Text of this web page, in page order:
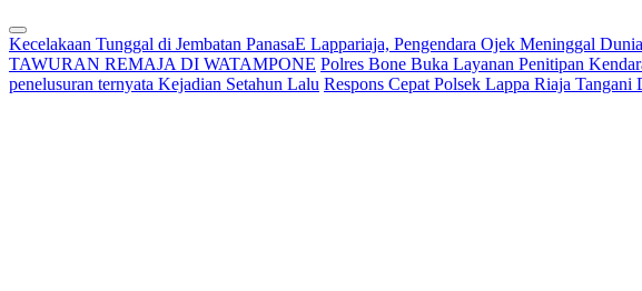
Kecelakaan Tunggal di Jembatan PanasaE Lappariaja, Pengendara Ojek Meninggal Dunia
TAWURAN REMAJA DI WATAMPONE Polres Bone Buka Layanan Penitipan
penelusuran ternyata Kejadian Setahun Lalu Respons Cepat Polsek Lappa Riaja